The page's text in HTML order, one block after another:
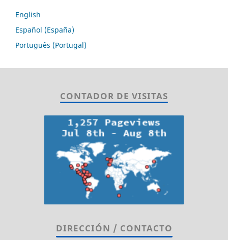
English
Español (España)
Português (Portugal)
CONTADOR DE VISITAS
DIRECCIÓN / CONTACTO